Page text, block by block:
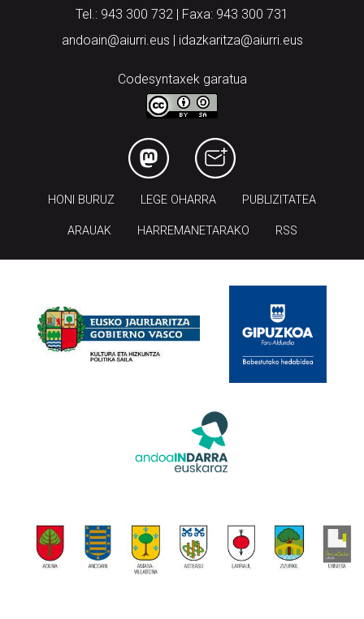
Tel.: 943 300 732 | Faxa: 943 300 731
andoain@aiurri.eus | idazkaritza@aiurri.eus
Codesyntaxek garatua
HONI BURUZ LEGE OHARRA PUBLIZITATEA
ARAUAK HARREMANETARAKO RSS